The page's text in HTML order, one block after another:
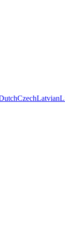
CzechLatvian